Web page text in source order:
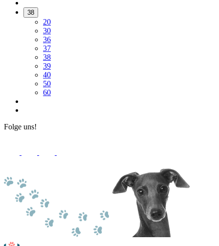
38
20
30
36
37
38
39
40
50
60
Folge uns!